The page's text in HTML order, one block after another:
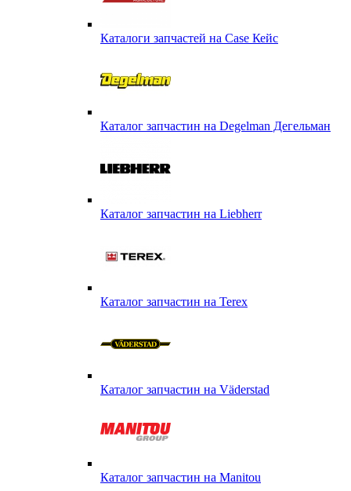
Каталоги запчастей на Case Кейс
Каталог запчастин на Degelman Дегельман
Каталог запчастин на Liebherr
Каталог запчастин на Terex
Каталог запчастин на Väderstad
Каталог запчастин на Маnitou